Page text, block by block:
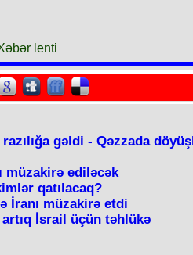
lenti
gəldi - Qəzzada
müzakirə ediləcək
qatılacaq?
İranı müzakirə etdi
İsrail üçün təhlükə